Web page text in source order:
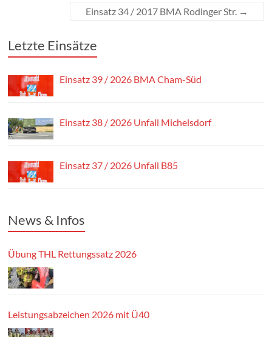
Einsatz 34 / 2017 BMA Rodinger Str. →
Letzte Einsätze
Einsatz 39 / 2026 BMA Cham-Süd
Einsatz 38 / 2026 Unfall Michelsdorf
Einsatz 37 / 2026 Unfall B85
News & Infos
Übung THL Rettungssatz 2026
Leistungsabzeichen 2026 mit Ü40